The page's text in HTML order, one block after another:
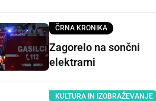
ČRNA KRONIKA
Zagorelo na sončni
elektrarni
KULTURA IN IZOBRAŽEVANJE